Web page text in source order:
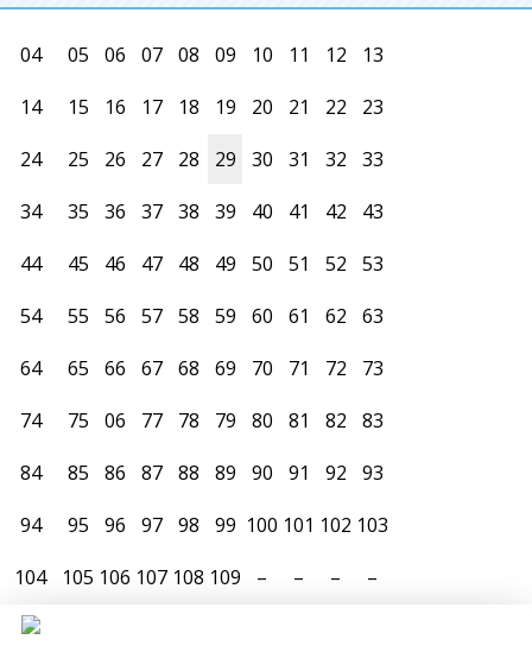
04 05 06 07 08 09 10 11 12
13
14
15 16 17 18 19 20 21 22
23
24
25 26 27 28 29 30 31 32
33
34
35 36 37 38 39 40 41 42
43
44
45 46 47 48 49 50 51 52
53
54
55 56 57 58 59 60 61 62
63
64
65 66 67 68 69 70 71 72
73
74
75 06 77 78 79 80 81 82
83
84
85 86 87 88 89 90 91 92
93
94
95 96 97 98 99 100 101 102 103
104
105 106 107 108 109 – – – –